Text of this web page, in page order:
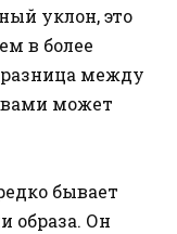
уклон, это
в более
между
может
бывает
образа. Он